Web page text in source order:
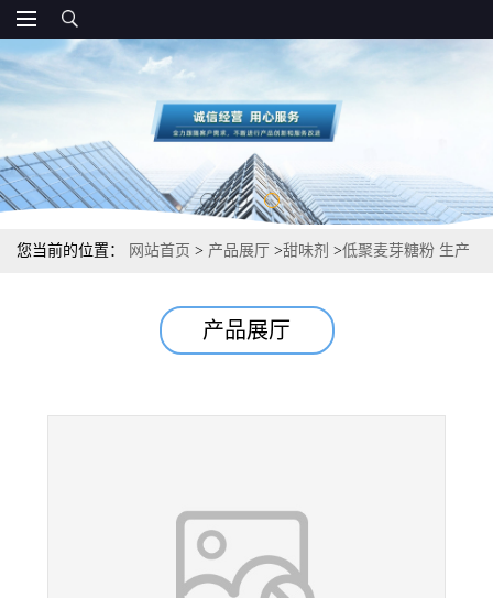
您当前的位置： 网站首页 > 产品展厅 >甜味剂 >低聚麦芽糖粉 生产
产品展厅